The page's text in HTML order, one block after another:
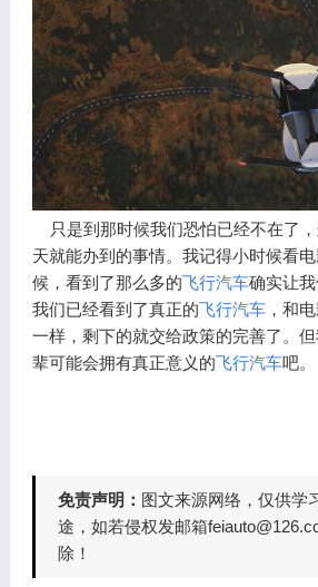
只是到那时候我们恐怕已经不在了
天就能办到的事情。我记得小时候看
候，看到了那么多的飞行汽车确实让
我们已经看到了真正的飞行汽车，和
一样，剩下的就交给政策的完善了。
辈可能会拥有真正意义的飞行汽车吧。
免责声明： 图文来源网络，仅供学
途，如若侵权发邮箱
除！